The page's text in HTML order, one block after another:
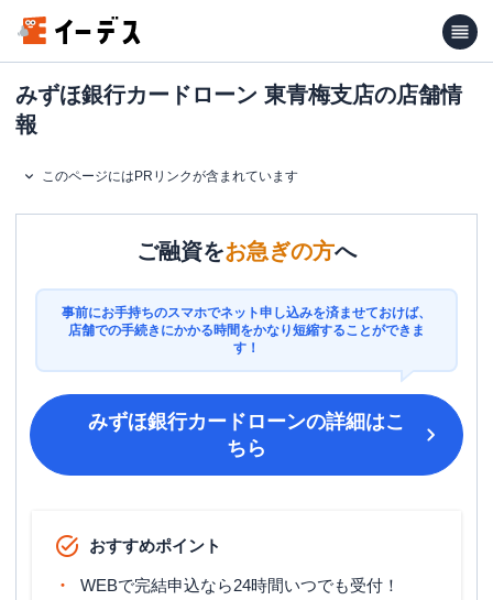
みずほ銀行カードローン 東青梅支店の店舗情
報
このページにはPRリンクが含まれています
ご融資をお急ぎの方へ
事前にお手持ちのスマホでネット申し込みを済ませておけば、
店舗での手続きにかかる時間をかなり短縮することができま
す！
みずほ銀行カードローンの詳細はこ
ちら
おすすめポイント
WEBで完結申込なら24時間いつでも受付！